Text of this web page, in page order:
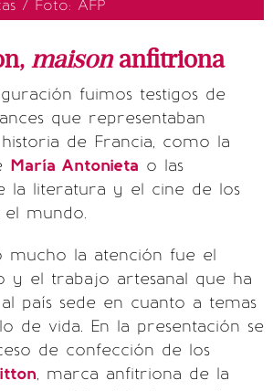
/ Foto: AFP
maisonanfitriona
fuimos testigos de
que representaban
de Francia, como la
María Antonieta o las
la literatura y el cine de los
el mundo.
mucho la atención fue el
y el trabajo artesanal que ha
país sede en cuanto a temas
de vida. En la presentación se
de confección de los
, marca anfitriona de la